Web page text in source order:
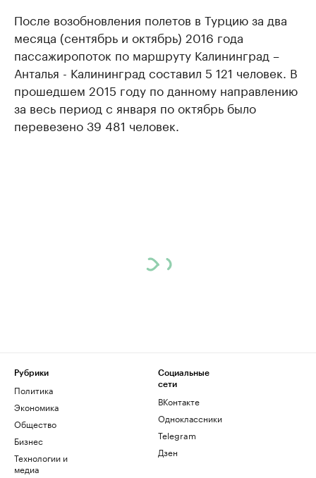
После возобновления полетов в Турцию за два
месяца (сентябрь и октябрь) 2016 года
пассажиропоток по маршруту Калининград –
Анталья - Калининград составил 5 121 человек. В
прошедшем 2015 году по данному направлению
за весь период с января по октябрь было
перевезено 39 481 человек.
Рубрики
Политика
Экономика
Общество
Бизнес
Технологии и
медиа
Социальные
сети
ВКонтакте
Одноклассники
Telegram
Дзен